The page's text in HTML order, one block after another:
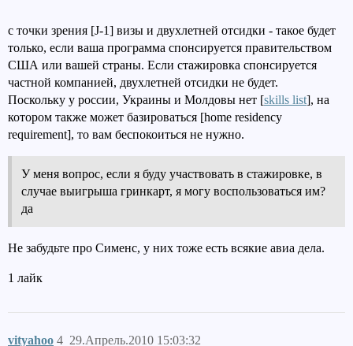
с точки зрения [J-1] визы и двухлетней отсидки - такое будет
только, если ваша программа спонсируется правительством
США или вашей страны. Если стажировка спонсируется
частной компанией, двухлетней отсидки не будет.
Поскольку у россии, Украины и Молдовы нет [skills list], на
котором также может базироваться [home residency
requirement], то вам беспокоиться не нужно.
У меня вопрос, если я буду участвовать в стажировке, в
случае выигрыша гринкарт, я могу воспользоваться им?
да
Не забудьте про Сименс, у них тоже есть всякие авиа дела.
1 лайк
vityahoo 29.Апрель.2010 15:03:32
4